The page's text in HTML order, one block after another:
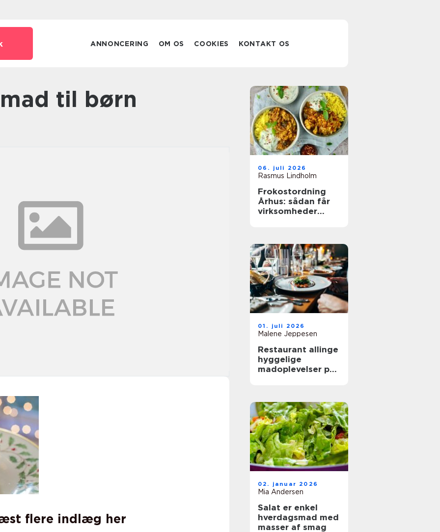
ANNONCERING OM OS COOKIES KONTAKT OS
til børn
flere indlæg her
06. juli 2026
Rasmus Lindholm
Frokostordning
Århus: sådan får
virksomheder
01. juli 2026
Malene Jeppesen
Restaurant allinge
hyggelige
madoplevelser på
02. januar 2026
Mia Andersen
Salat er enkel
hverdagsmad med
masser af smag